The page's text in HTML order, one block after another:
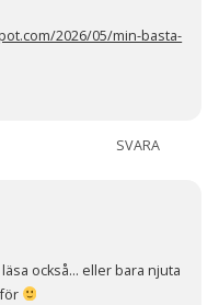
2026/05/min-basta-
SVARA
också… eller bara njuta